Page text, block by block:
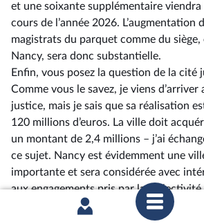
et une soixante supplémentaire
cours de l’année 2026. L’augmentation
magistrats du parquet comme du
Nancy, sera donc substantielle.
Enfin, vous posez la question de la cité
Comme vous le savez, je viens d’arriver
justice, mais je sais que sa réalisation
120 millions d’euros. La ville doit
un montant de 2,4 millions –⁠ j’ai
ce sujet. Nancy est évidemment une
importante et sera considérée avec
aux engagements pris par la
prédécesseur. J’ai dit au maire de